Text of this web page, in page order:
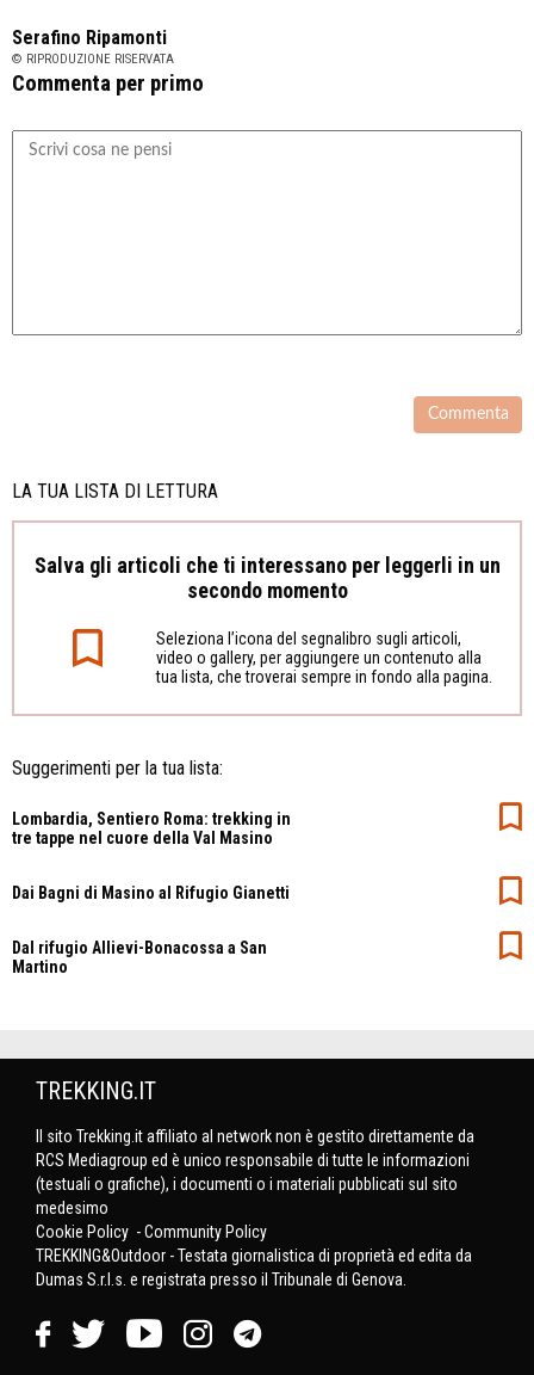
Serafino Ripamonti
© RIPRODUZIONE RISERVATA
Commenta per primo
LA TUA LISTA DI LETTURA
Salva gli articoli che ti interessano per leggerli in un
secondo momento
Seleziona l’icona del segnalibro sugli articoli,
video o gallery, per aggiungere un contenuto alla
tua lista, che troverai sempre in fondo alla pagina.
Suggerimenti per la tua lista:
Lombardia, Sentiero Roma: trekking in
tre tappe nel cuore della Val Masino
Dai Bagni di Masino al Rifugio Gianetti
Dal rifugio Allievi-Bonacossa a San
Martino
TREKKING.IT
Il sito Trekking.it affiliato al network non è gestito direttamente da
RCS Mediagroup ed è unico responsabile di tutte le informazioni
(testuali o grafiche), i documenti o i materiali pubblicati sul sito
medesimo
Cookie Policy -Community Policy
TREKKING&Outdoor - Testata giornalistica di proprietà ed edita da
Dumas S.r.l.s. e registrata presso il Tribunale di Genova.